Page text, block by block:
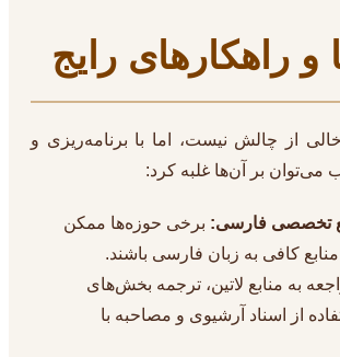
راهکارهای رایج
از چالش نیست، اما با برنامه‌ریزی و
می‌توان بر آن‌ها غلبه کرد:
تخصصی فارسی: برخی حوزه‌ها ممکن
کافی به زبان فارسی باشند.
به منابع لاتین، ترجمه بخش‌های
از اسناد آرشیوی و مصاحبه با